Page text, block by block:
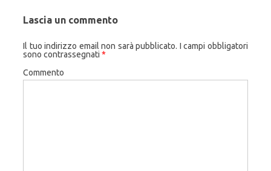
Lascia un commento
Il tuo indirizzo email non sarà pubblicato. I campi obbligatori
sono contrassegnati *
Commento